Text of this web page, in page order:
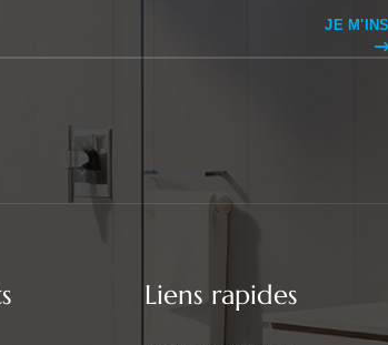
JE
Liens rapides